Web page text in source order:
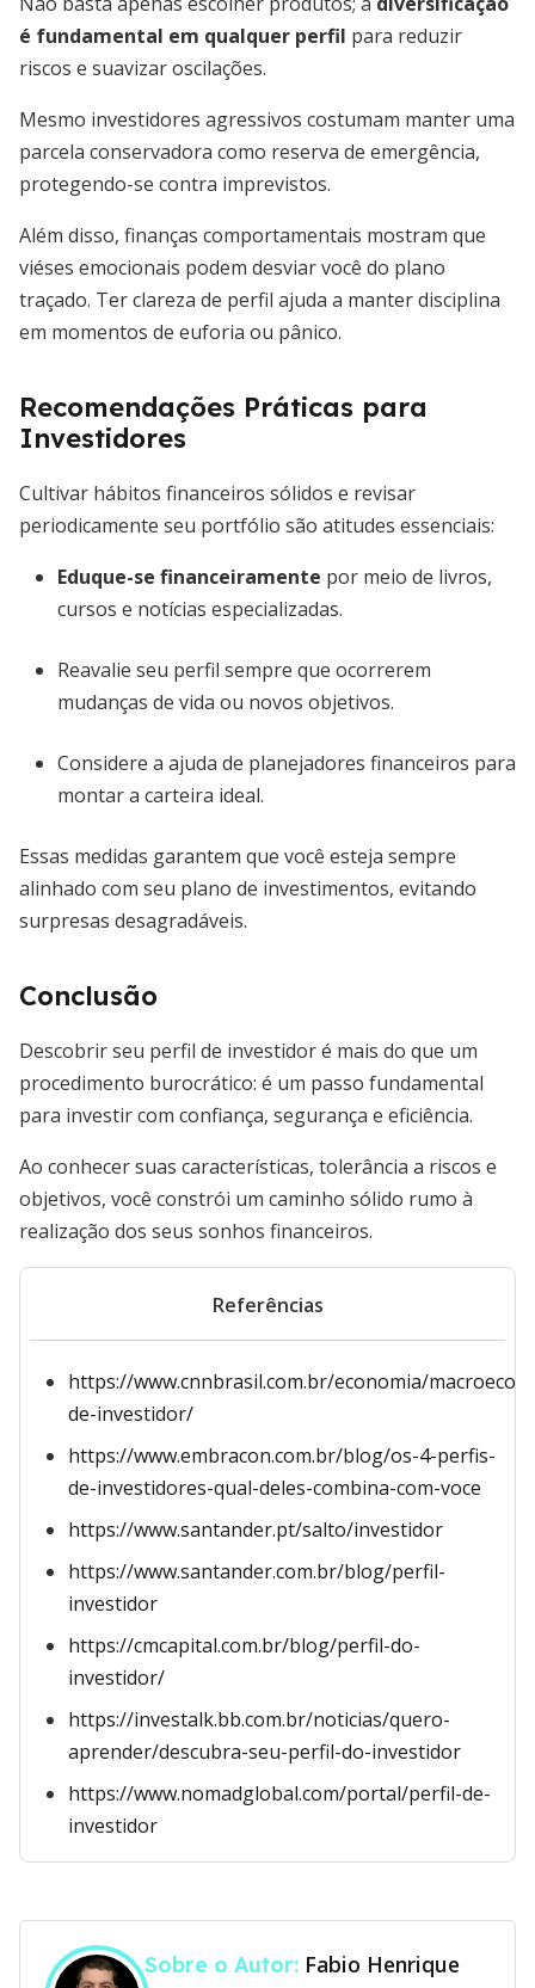
é fundamental em qualquer perfil para reduzir
riscos e suavizar oscilações.
Mesmo investidores agressivos costumam manter uma
parcela conservadora como reserva de emergência,
protegendo-se contra imprevistos.
Além disso, finanças comportamentais mostram que
viéses emocionais podem desviar você do plano
traçado. Ter clareza de perfil ajuda a manter disciplina
em momentos de euforia ou pânico.
Recomendações Práticas para
Investidores
Cultivar hábitos financeiros sólidos e revisar
periodicamente seu portfólio são atitudes essenciais:
Eduque-se financeiramente por meio de livros,
cursos e notícias especializadas.
Reavalie seu perfil sempre que ocorrerem
mudanças de vida ou novos objetivos.
Considere a ajuda de planejadores financeiros para
montar a carteira ideal.
Essas medidas garantem que você esteja sempre
alinhado com seu plano de investimentos, evitando
surpresas desagradáveis.
Conclusão
Descobrir seu perfil de investidor é mais do que um
procedimento burocrático: é um passo fundamental
para investir com confiança, segurança e eficiência.
Ao conhecer suas características, tolerância a riscos e
objetivos, você constrói um caminho sólido rumo à
realização dos seus sonhos financeiros.
Referências
https://www.cnnbrasil.com.br/economia/
de-investidor/
https://www.embracon.com.br/blog/os-4-perfis-
de-investidores-qual-deles-combina-com-voce
https://www.santander.pt/salto/investidor
https://www.santander.com.br/blog/perfil-
investidor
https://cmcapital.com.br/blog/perfil-do-
investidor/
https://investalk.bb.com.br/noticias/quero-
aprender/descubra-seu-perfil-do-investidor
https://www.nomadglobal.com/portal/perfil-de-
investidor
Sobre o Autor: Fabio Henrique